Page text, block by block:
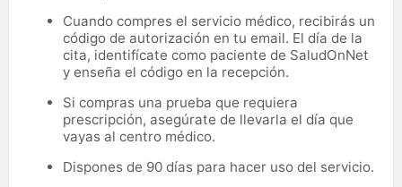
Cuando compres el servicio médico, recibirás un
código de autorización en tu email. El día de la
cita, identifícate como paciente de SaludOnNet
y enseña el código en la recepción.
Si compras una prueba que requiera
prescripción, asegúrate de llevarla el día que
vayas al centro médico.
Dispones de 90 días para hacer uso del servicio.